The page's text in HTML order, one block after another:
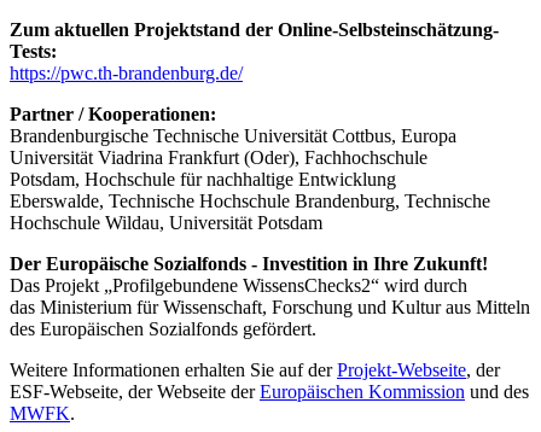
Zum aktuellen Projektstand der Online-Selbsteinschätzung-
Tests:
https://pwc.th-brandenburg.de/
Partner / Kooperationen:
Brandenburgische Technische Universität Cottbus, Europa
Universität Viadrina Frankfurt (Oder), Fachhochschule
Potsdam, Hochschule für nachhaltige Entwicklung
Eberswalde, Technische Hochschule Brandenburg, Technische
Hochschule Wildau, Universität Potsdam
Der Europäische Sozialfonds - Investition in Ihre Zukunft!
Das Projekt „Profilgebundene WissensChecks2“ wird durch
das Ministerium für Wissenschaft, Forschung und Kultur aus Mitteln
des Europäischen Sozialfonds gefördert.
Weitere Informationen erhalten Sie auf derProjekt-Webseite, der
ESF-Webseite, der Webseite derEuropäischen Kommission und des
MWFK.